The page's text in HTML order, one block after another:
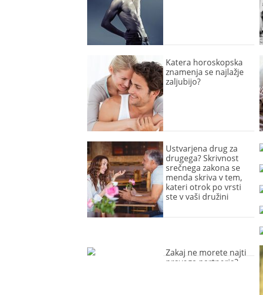
Katera horoskopska
znamenja se najlažje
zaljubijo?
Ustvarjena drug za
drugega? Skrivnost
srečnega zakona se
menda skriva v tem,
kateri otrok po vrsti
ste v vaši družini
Zakaj ne morete najti
pravega partnerja?